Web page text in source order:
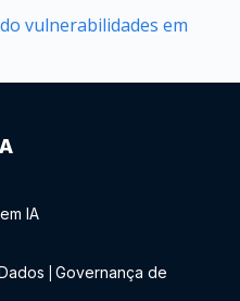
vulnerabilidades em
IA
Governança de